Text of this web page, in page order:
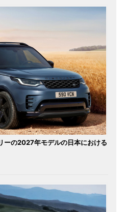
ーの2027年モデルの日本における